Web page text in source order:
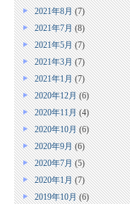
2021年8月(7)
2021年7月(8)
2021年5月(7)
2021年3月(7)
2021年1月(7)
2020年12月(6)
2020年11月(4)
2020年10月(6)
2020年9月(6)
2020年7月(5)
2020年1月(7)
2019年10月(6)